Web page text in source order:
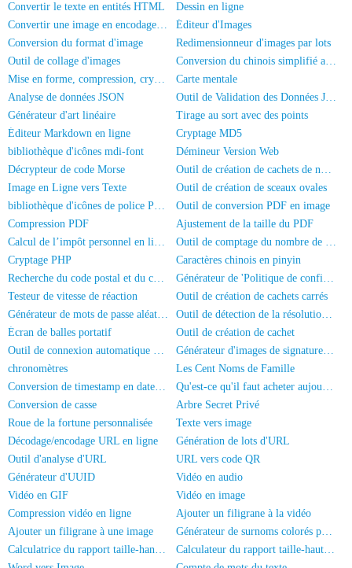
Convertir le texte en entités HTML
Dessin en ligne
Convertir une image en encodage Base64
Éditeur d'Images
Conversion du format d'image
Redimensionneur d'images par lots
Outil de collage d'images
Conversion du chinois simplifié au chinois traditionnel
Mise en forme, compression, cryptage/obscurcissement du code JS
Carte mentale
Analyse de données JSON
Outil de Validation des Données JSON
Générateur d'art linéaire
Tirage au sort avec des points
Éditeur Markdown en ligne
Cryptage MD5
bibliothèque d'icônes mdi-font
Démineur Version Web
Décrypteur de code Morse
Outil de création de cachets de nom complet
Image en Ligne vers Texte
Outil de création de sceaux ovales
bibliothèque d'icônes de police PaymentFont
Outil de conversion PDF en image
Compression PDF
Ajustement de la taille du PDF
Calcul de l’impôt personnel en ligne
Outil de comptage du nombre de personnes sur les photos
Cryptage PHP
Caractères chinois en pinyin
Recherche du code postal et du code de région
Générateur de 'Politique de confidentialité' pour application
Testeur de vitesse de réaction
Outil de création de cachets carrés
Générateur de mots de passe aléatoires
Outil de détection de la résolution d'écran
Écran de balles portatif
Outil de création de cachet
Outil de connexion automatique HadSky
Générateur d'images de signature manuscrite
chronomètres
Les Cent Noms de Famille
Conversion de timestamp en date/heure
Qu'est-ce qu'il faut acheter aujourd'hui?
Conversion de casse
Arbre Secret Privé
Roue de la fortune personnalisée
Texte vers image
Décodage/encodage URL en ligne
Génération de lots d'URL
Outil d'analyse d'URL
URL vers code QR
Générateur d'UUID
Vidéo en audio
Vidéo en GIF
Vidéo en image
Compression vidéo en ligne
Ajouter un filigrane à la vidéo
Ajouter un filigrane à une image
Générateur de surnoms colorés pour WeChat
Calculatrice du rapport taille-hanches
Calculateur du rapport taille-hauteur